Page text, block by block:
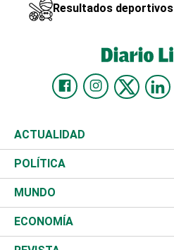
Resultados deportivos
ACTUALIDAD
Nacional
Ciudad
Educación
POLÍTICA
Partidos
JCE
MUNDO
Estados Unidos
ECONOMÍA